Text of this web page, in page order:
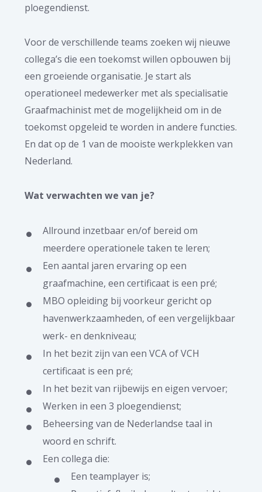
ploegendienst.
Voor de verschillende teams zoeken wij nieuwe
collega’s die een toekomst willen opbouwen bij
een groeiende organisatie. Je start als
operationeel medewerker met als specialisatie
Graafmachinist met de mogelijkheid om in de
toekomst opgeleid te worden in andere functies.
En dat op de 1 van de mooiste werkplekken van
Nederland.
Wat verwachten we van je?
Allround inzetbaar en/of bereid om
meerdere operationele taken te leren;
Een aantal jaren ervaring op een
graafmachine, een certificaat is een pré;
MBO opleiding bij voorkeur gericht op
havenwerkzaamheden, of een vergelijkbaar
werk- en denkniveau;
In het bezit zijn van een VCA of VCH
certificaat is een pré;
In het bezit van rijbewijs en eigen vervoer;
Werken in een 3 ploegendienst;
Beheersing van de Nederlandse taal in
woord en schrift.
Een collega die:
Een teamplayer is;